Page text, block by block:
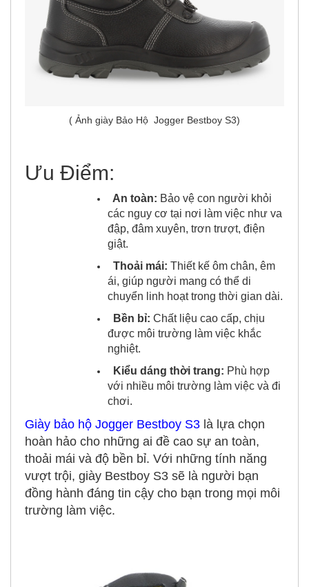
( Ảnh giày Bảo Hộ Jogger Bestboy S3)
Ưu Điểm:
An toàn: Bảo vệ con người khỏi
các nguy cơ tại nơi làm việc như va
đập, đâm xuyên, trơn trượt, điện
giật.
Thoải mái: Thiết kế ôm chân, êm
ái, giúp người mang có thể di
chuyển linh hoạt trong thời gian dài.
Bền bỉ: Chất liệu cao cấp, chịu
được môi trường làm việc khắc
nghiệt.
Kiểu dáng thời trang: Phù hợp
với nhiều môi trường làm việc và đi
chơi.
Giày bảo hộ Jogger Bestboy S3 là lựa chọn
hoàn hảo cho những ai đề cao sự an toàn,
thoải mái và độ bền bỉ. Với những tính năng
vượt trội, giày Bestboy S3 sẽ là người bạn
đồng hành đáng tin cậy cho bạn trong mọi môi
trường làm việc.